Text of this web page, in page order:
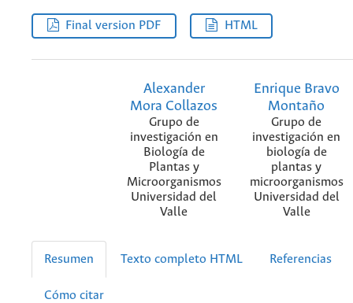
Final version PDF HTML
Alexander
Mora Collazos
Grupo de
investigación en
Biología de
Plantas y
Microorganismos
Universidad del
Valle
Enrique Bravo
Montaño
Grupo de
investigación en
biología de
plantas y
microorganismos
Universidad del
Valle
Resumen Texto completo HTML Referencias
Cómo citar